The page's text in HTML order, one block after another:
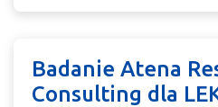
Badanie Atena
Consulting dla